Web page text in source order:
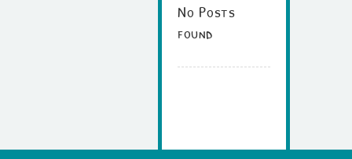
No Posts
found